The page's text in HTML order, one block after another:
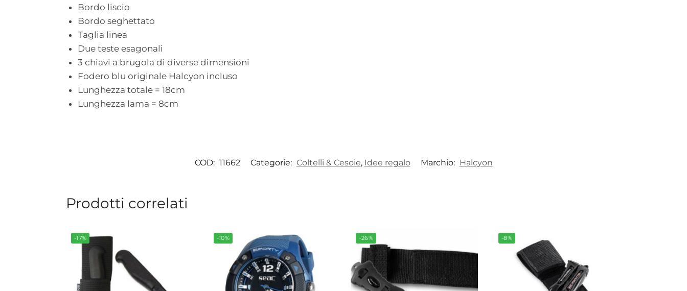
Bordo liscio
Bordo seghettato
Taglia linea
Due teste esagonali
3 chiavi a brugola di diverse dimensioni
Fodero blu originale Halcyon incluso
Lunghezza totale = 18cm
Lunghezza lama = 8cm
COD: 11662 Categorie: Coltelli & Cesoie, Idee regalo Marchio: Halcyon
Prodotti correlati
-17% -10% -26% -8%